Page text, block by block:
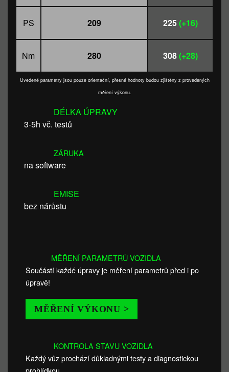
PS 209 225(+16)
Nm 280 308(+28)
Uvedené parametry jsou pouze orientační, přesné hodnoty budou zjištěny z provedených
měření výkonu.
DÉLKA ÚPRAVY
3-5h vč. testů
ZÁRUKA
na software
EMISE
bez nárůstu
MĚŘENÍ PARAMETRŮ VOZIDLA
Součástí každé úpravy je měření parametrů před i po
úpravě!
MĚŘENÍ VÝKONU >
KONTROLA STAVU VOZIDLA
Každý vůz prochází důkladnými testy a diagnostickou